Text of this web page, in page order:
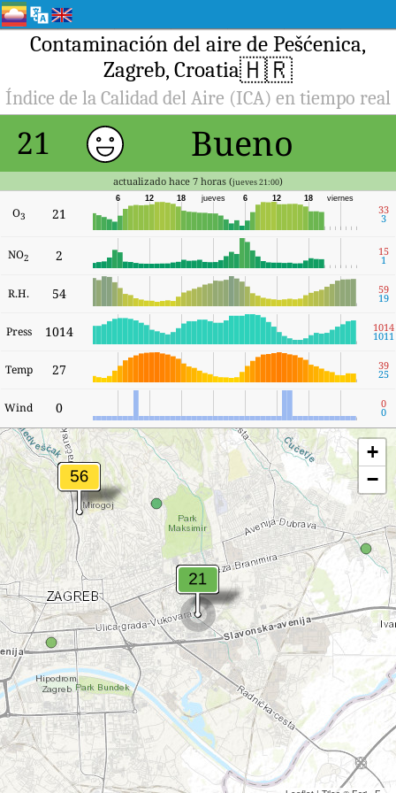
Contaminación del aire de Pešćenica,
Zagreb, Croatia🇭🇷
Índice de la Calidad del Aire (ICA) en tiempo real
21 Bueno
actualizado hace 7 horas (jueves 21:00)
O3 21
viernes
18
12
6
jueves
18
12
6
33
3
NO2 2 15
1
R.H. 54 59
19
Press 1014 1014
1011
Temp 27 39
25
Wind 0 0
0
+
−